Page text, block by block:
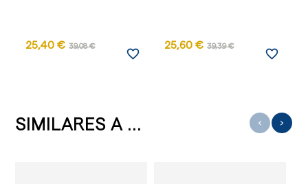
25,40 € 39,08 €
favorite_border
25,60 € 39,39 €
favorite_border
SIMILARES A ... ‹ ›